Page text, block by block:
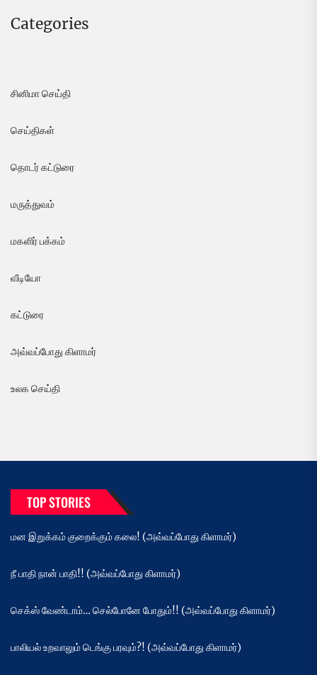
Categories
சினிமா செய்தி
செய்திகள்
தொடர் கட்டுரை
மருத்துவம்
மகளிர் பக்கம்
வீடியோ
கட்டுரை
அவ்வப்போது கிளாமர்
உலக செய்தி
TOP STORIES
மன இறுக்கம் குறைக்கும் கலை! (அவ்வப்போது கிளாமர்)
நீ பாதி நான் பாதி!! (அவ்வப்போது கிளாமர்)
செக்ஸ் வேண்டாம்… செல்போனே போதும்!! (அவ்வப்போது கிளாமர்)
பாலியல் உறவாலும் டெங்கு பரவும்?! (அவ்வப்போது கிளாமர்)